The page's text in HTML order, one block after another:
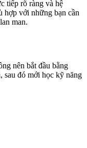
tiếp rõ ràng và hệ
hợp với những bạn cần
man.
nên bắt đầu bằng
sau đó mới học kỹ năng